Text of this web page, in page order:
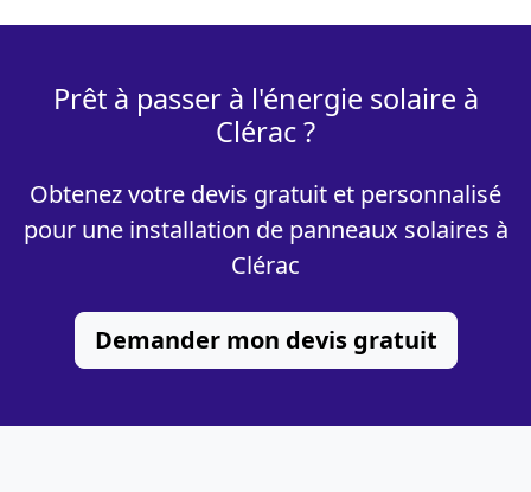
Prêt à passer à l'énergie solaire à
Clérac ?
Obtenez votre devis gratuit et personnalisé
pour une installation de panneaux solaires à
Clérac
Demander mon devis gratuit